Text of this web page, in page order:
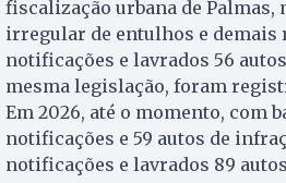
fiscalização urbana de Palmas,
irregular de entulhos e demais
notificações e lavrados 56
mesma legislação, foram
Em 2026, até o momento, com
notificações e 59 autos de
notificações e lavrados 89